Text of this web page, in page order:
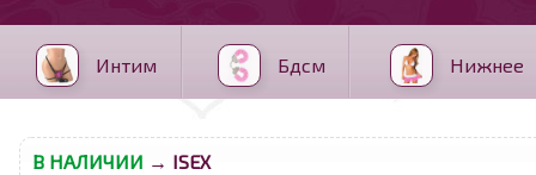
Интим Бдсм Нижнее
В НАЛИЧИИ → ISEX